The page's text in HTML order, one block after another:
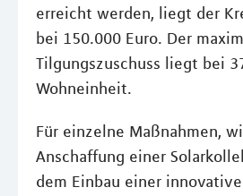
erreicht werden, liegt der
bei 150.000 Euro. Der
Tilgungszuschuss liegt bei
Wohneinheit.
Für einzelne Maßnahmen,
Anschaffung einer
dem Einbau einer